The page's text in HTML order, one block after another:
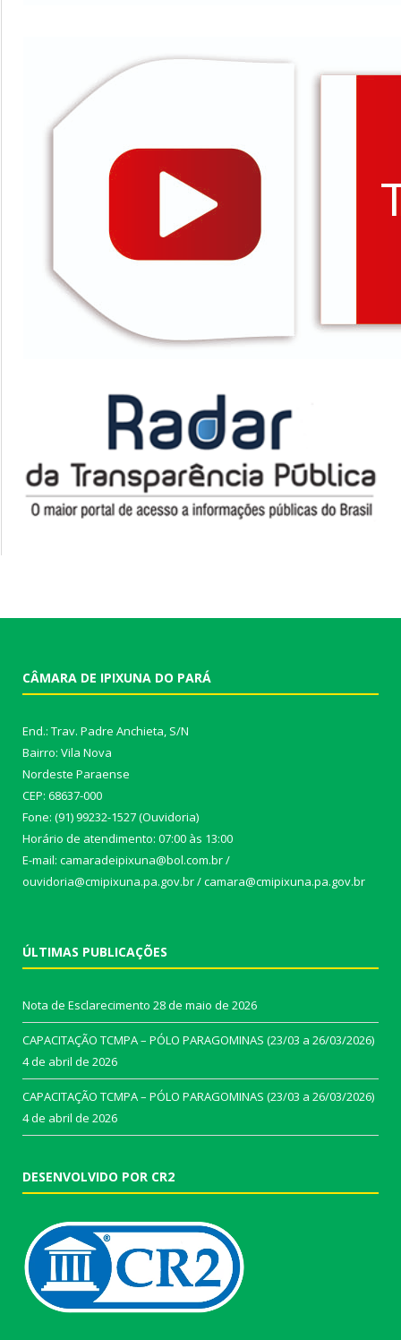
CÂMARA DE IPIXUNA DO PARÁ
End.: Trav. Padre Anchieta, S/N
Bairro: Vila Nova
Nordeste Paraense
CEP: 68637-000
Fone: (91) 99232-1527 (Ouvidoria)
Horário de atendimento: 07:00 às 13:00
E-mail: camaradeipixuna@bol.com.br /
ouvidoria@cmipixuna.pa.gov.br / camara@cmipixuna.pa.gov.br
ÚLTIMAS PUBLICAÇÕES
Nota de Esclarecimento 28 de maio de 2026
CAPACITAÇÃO TCMPA – PÓLO PARAGOMINAS (23/03 a 26/03/2026)
4 de abril de 2026
CAPACITAÇÃO TCMPA – PÓLO PARAGOMINAS (23/03 a 26/03/2026)
4 de abril de 2026
DESENVOLVIDO POR CR2